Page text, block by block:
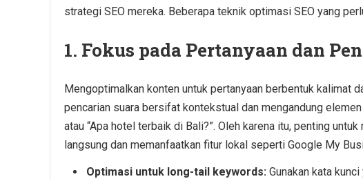
strategi SEO mereka. Beberapa teknik optimasi SEO yang
1. Fokus pada Pertanyaan dan
Mengoptimalkan konten untuk pertanyaan berbentuk kalimat
pencarian suara bersifat kontekstual dan mengandung
atau “Apa hotel terbaik di Bali?”. Oleh karena itu, penting
langsung dan memanfaatkan fitur lokal seperti Google My
Optimasi untuk long-tail keywords: Gunakan kata